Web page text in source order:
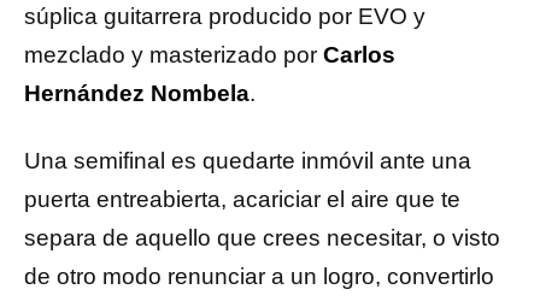
súplica guitarrera producido por EVO y
mezclado y masterizado por Carlos
Hernández Nombela.
Una semifinal es quedarte inmóvil ante una
puerta entreabierta, acariciar el aire que te
separa de aquello que crees necesitar, o visto
de otro modo renunciar a un logro, convertirlo